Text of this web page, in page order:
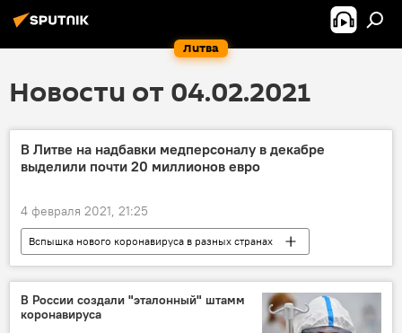
Литва
Новости от 04.02.2021
В Литве на надбавки медперсоналу в декабре
выделили почти 20 миллионов евро
4 февраля 2021, 21:25
Вспышка нового коронавируса в разных странах
Общество
Литва
врач
зарплата
В России создали "эталонный" штамм
коронавируса